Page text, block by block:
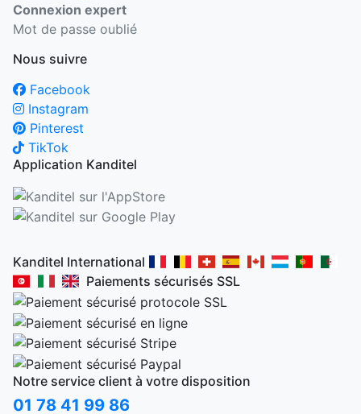
Connexion expert
Mot de passe oublié
Nous suivre
Facebook
Instagram
Pinterest
TikTok
Application Kanditel
Kanditel International
Paiements sécurisés SSL
Notre service client à votre disposition
01 78 41 99 86